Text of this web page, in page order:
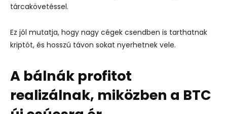
tárcakövetéssel.
Ez jól mutatja, hogy nagy cégek csendben is tarthatnak
kriptót, és hosszú távon sokat nyerhetnek vele.
A bálnák profitot
realizálnak, miközben a BTC